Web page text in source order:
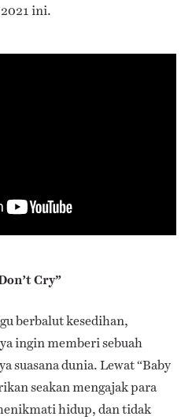
ini.
Cry”
berbalut kesedihan,
ingin memberi sebuah
suasana dunia. Lewat “Baby
seakan mengajak para
hidup, dan tidak